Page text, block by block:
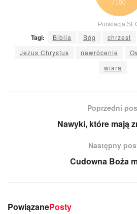
/ 100
Punktacja
Tagi: Biblia Bóg chrzest
Jezus Chrystus
nawrócenie
wiara
Poprzedni
Nawyki, które mają
Następny
Cudowna Boża
PowiązanePosty